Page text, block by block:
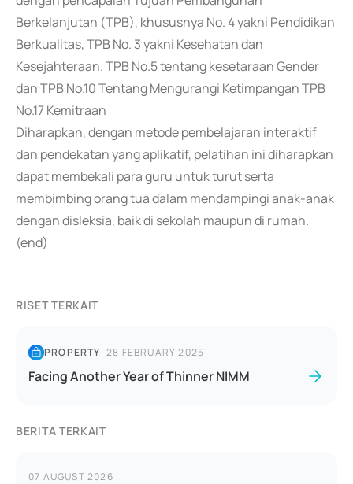
Berkelanjutan (TPB), khususnya No. 4 yakni Pendidikan
Berkualitas, TPB No. 3 yakni Kesehatan dan
Kesejahteraan. TPB No.5 tentang kesetaraan Gender
dan TPB No.10 Tentang Mengurangi Ketimpangan TPB
No.17 Kemitraan
Diharapkan, dengan metode pembelajaran interaktif
dan pendekatan yang aplikatif, pelatihan ini diharapkan
dapat membekali para guru untuk turut serta
membimbing orang tua dalam mendampingi anak-anak
dengan disleksia, baik di sekolah maupun di rumah.
(end)
RISET TERKAIT
PROPERTY|28 FEBRUARY 2025
Facing Another Year of Thinner NIMM
BERITA TERKAIT
07 AUGUST 2026